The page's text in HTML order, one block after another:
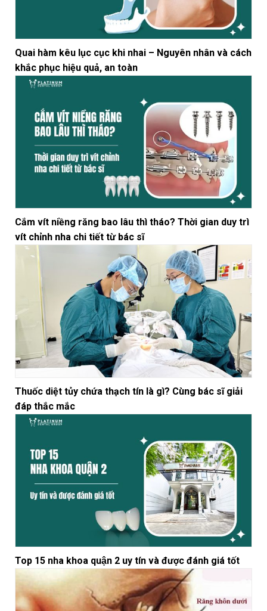
Quai hàm kêu lục cục khi nhai – Nguyên nhân và cách
khắc phục hiệu quả, an toàn
Cắm vít niềng răng bao lâu thì tháo? Thời gian duy trì
vít chỉnh nha chi tiết từ bác sĩ
Thuốc diệt tủy chứa thạch tín là gì? Cùng bác sĩ giải
đáp thắc mắc
Top 15 nha khoa quận 2 uy tín và được đánh giá tốt